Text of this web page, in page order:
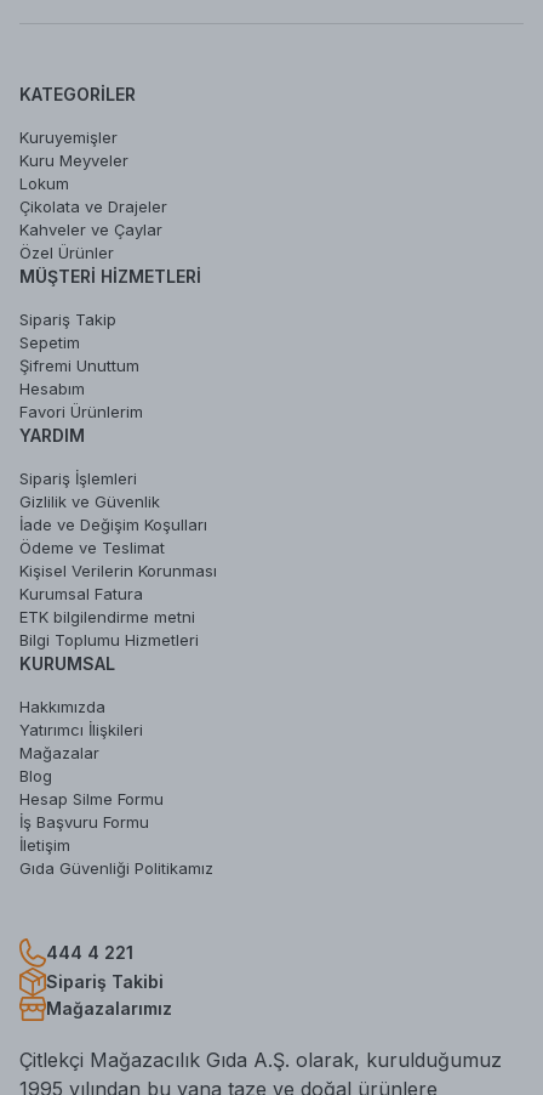
444 4 221
Sipariş Takibi
Mağazalarımız
Çitlekçi Mağazacılık Gıda A.Ş. olarak, kurulduğumuz
1995 yılından bu yana taze ve doğal ürünlere
KATEGORILER
Kuruyemişler
Kuru Meyveler
Lokum
Çikolata ve Drajeler
Kahveler ve Çaylar
Özel Ürünler
MÜŞTERI HIZMETLERI
Sipariş Takip
Sepetim
Şifremi Unuttum
Hesabım
Favori Ürünlerim
YARDIM
Sipariş İşlemleri
Gizlilik ve Güvenlik
İade ve Değişim Koşulları
Ödeme ve Teslimat
Kişisel Verilerin Korunması
Kurumsal Fatura
ETK bilgilendirme metni
Bilgi Toplumu Hizmetleri
KURUMSAL
Hakkımızda
Yatırımcı İlişkileri
Mağazalar
Blog
Hesap Silme Formu
İş Başvuru Formu
İletişim
Gıda Güvenliği Politikamız